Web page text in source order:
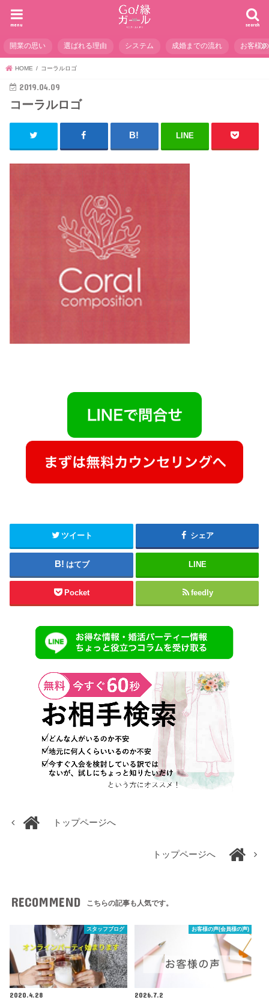
search
menu
開業の思い 選ばれる理由 システム 成婚までの流れ お客様
HOME コーラルロゴ
2019.04.09
コーラルロゴ
LINE
ツイート シェア
はてブ LINE
Pocket feedly
トップページへ
トップページへ
RECOMMEND こちらの記事も人気です。
スタッフブログ
2020.4.28
お客様の声(会員様の声)
2026.7.2